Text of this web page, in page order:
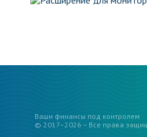
Ваши финансы под контролем
© 2017–2026 – Все права